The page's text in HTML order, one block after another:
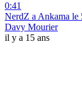
0:41
NerdZ a Ankama le
Davy Mourier
il y a 15 ans